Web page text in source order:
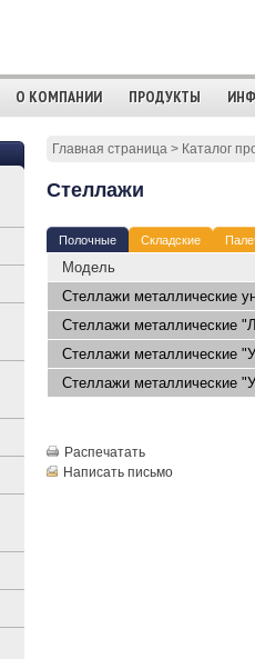
О КОМПАНИИ ПРОДУКТЫ
Главная страница> Каталог
Стеллажи
Полочные Складские
Модель
Стеллажи металлические
Стеллажи металлические
Стеллажи металлические
Стеллажи металлические
Распечатать
Написать письмо